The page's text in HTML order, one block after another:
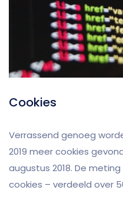
Cookies
Verrassend genoeg
2019 meer cookies
augustus 2018. De
cookies – verdeeld over